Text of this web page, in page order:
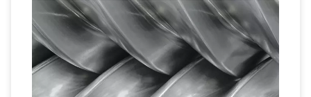
kombinieren.